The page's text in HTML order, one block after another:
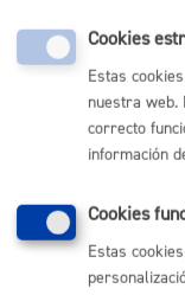
Subvenciones
normalización del
electrónico
Cookies
Estas
nuestra web.
correcto
información
Cookies
Estas